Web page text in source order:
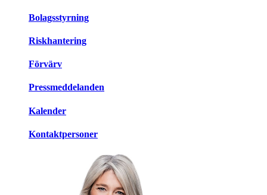
Bolagsstyrning
Riskhantering
Förvärv
Pressmeddelanden
Kalender
Kontaktpersoner